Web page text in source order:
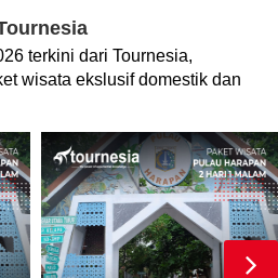
terkini dari Tournesia,
wisata ekslusif domestik dan